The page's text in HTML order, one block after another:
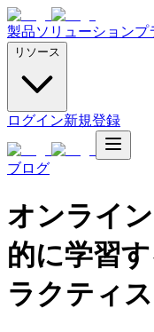
製品ソリューションプ
リソース
ログイン新規登録
ブログ
オンライ
的に学習
ラクティス